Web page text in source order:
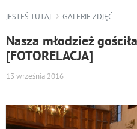
JESTEŚ TUTAJ GALERIE ZDJĘĆ
Nasza młodzież
[FOTORELACJA]
13 września 2016